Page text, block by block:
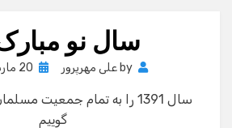
سال نو
by علی مهرپرور
Posted
20 مارس , 2012
سال 1391 را به تمام جمعیت
گوییم